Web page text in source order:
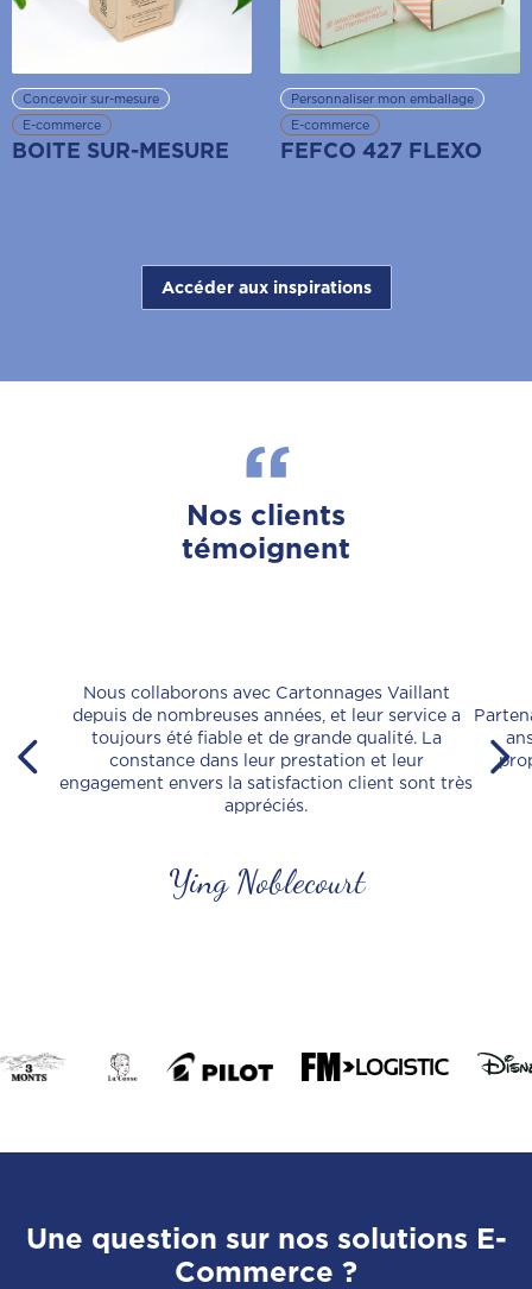
Concevoir sur-mesure
E-commerce
BOITE SUR-MESURE
Personnaliser mon emballage
E-commerce
FEFCO 427 FLEXO
Accéder aux inspirations
Nos clients
témoignent
Nous collaborons avec Cartonnages Vaillant
depuis de nombreuses années, et leur service a
toujours été fiable et de grande qualité. La
constance dans leur prestation et leur
engagement envers la satisfaction client sont très
appréciés.
Ying Noblecourt
Une question sur nos solutions E-
Commerce ?